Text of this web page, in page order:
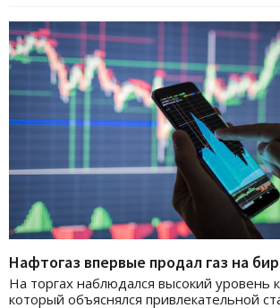
Нафтогаз впервые продал газ на
На торгах наблюдался высокий уровень
который объяснялся привлекательной